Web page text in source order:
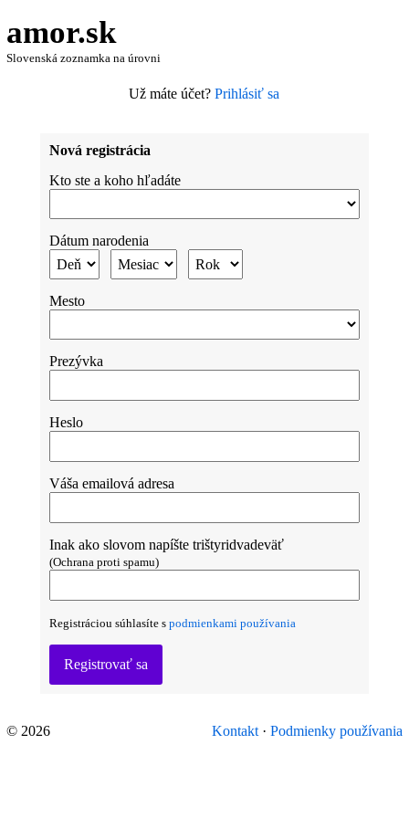
amor.sk
Slovenská zoznamka na úrovni
Už máte účet?Prihlásiť sa
Nová registrácia
Kto ste a koho hľadáte
Dátum narodenia
Mesto
Prezývka
Heslo
Váša emailová adresa
Inak ako slovom napíšte trištyridvadeväť
(Ochrana proti spamu)
Registráciou súhlasíte s podmienkami používania
Registrovať sa
© 2026 Kontakt· Podmienky používania